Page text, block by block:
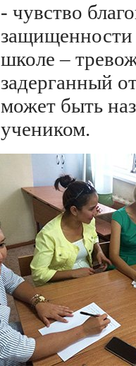
- чувство
защищенности
школе –
задерганный
может быть
учеником.